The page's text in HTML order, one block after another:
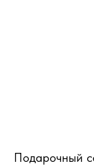
Подарочный